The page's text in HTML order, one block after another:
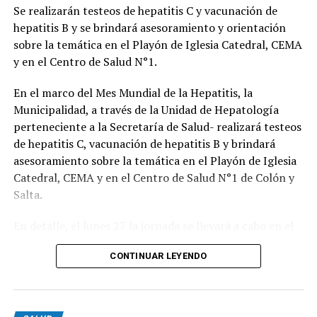
Medicamentos oncológicos
Medicamentos oncohematológicos
Tratamiento de la hemofilia
Tratamiento del VIH y Hepatitis B y C
Medicamentos para trasplantes
Medicamentos para trastornos hematopoyéticos
Medicamentos para la artritis reumatoidea
Medicamentos para la insuficiencia renal crónica e
Cómo acceder a medicamentos como afiliado de Pami
Se realizarán testeos de hepatitis C y vacunación de
hepatitis B y se brindará asesoramiento y orientación
sobre la temática en el Playón de Iglesia Catedral, CEMA
y en el Centro de Salud N°1.
En el marco del Mes Mundial de la Hepatitis, la
Municipalidad, a través de la Unidad de Hepatología
perteneciente a la Secretaría de Salud- realizará testeos
de hepatitis C, vacunación de hepatitis B y brindará
asesoramiento sobre la temática en el Playón de Iglesia
Catedral, CEMA y en el Centro de Salud N°1 de Colón y
Salta.
Centro de Salud N° 1, ubicado en Colón 3294 de 9 a
En esa línea, el martes 28 -siendo el Día Mundial de la
Hepatitis- el equipo de la Unidad de Hepatología se
CONTINUAR LEYENDO